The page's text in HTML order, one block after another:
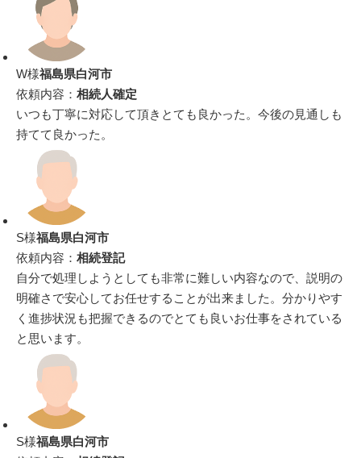
W様福島県白河市
依頼内容： 相続人確定
いつも丁寧に対応して頂きとても良かった。今後の見通しも
持てて良かった。
S様福島県白河市
依頼内容： 相続登記
自分で処理しようとしても非常に難しい内容なので、説明の
明確さで安心してお任せすることが出来ました。分かりやす
く進捗状況も把握できるのでとても良いお仕事をされている
と思います。
S様福島県白河市